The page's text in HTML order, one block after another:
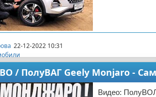
22-12-2022 10:31
/ ПолуВАГ Geely Monjaro -
Видео: